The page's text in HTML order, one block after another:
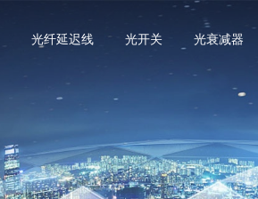
光纤延迟线 光开关 光衰减器